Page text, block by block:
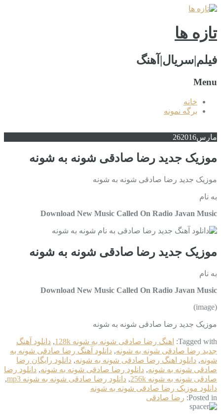
تازه ها
فیلم|سریال|آهنگ
Menu
خانه
برگه نمونه
مارس 262016
موزیک جدید رضا صادقی شونه به شونه
موزیک جدید رضا صادقی شونه به شونه
به نام
Download New Music Called On Radio Javan Music
موزیک جدید رضا صادقی شونه به شونه
به نام
Download New Music Called On Radio Javan Music
(image)
موزیک جدید رضا صادقی شونه به شونه
Tagged with: اهنگ رضا صادقی شونه به شونه 128k , دانلود آهنگ
جدید رضا صادقی شونه به شونه, دانلود آهنگ رضا صادقی شونه به
شونه, دانلود اهنگ رضا صادقی شونه به شونه, دانلود رایگان رضا
صادقی شونه به شونه, دانلود رضا صادقی شونه به شونه, دانلود رضا
صادقی شونه به شونه 256k
, دانلود رضا صادقی شونه به شونه mp3
,
دانلود موزیک رضا صادقی شونه به شونه
Posted in: رضا صادقی